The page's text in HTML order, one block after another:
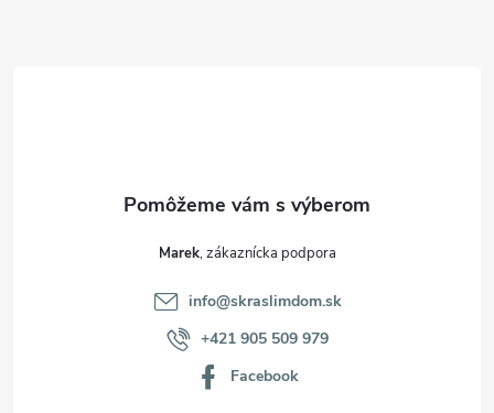
Marek
info@skraslimdom.sk
+421 905 509 979
Facebook